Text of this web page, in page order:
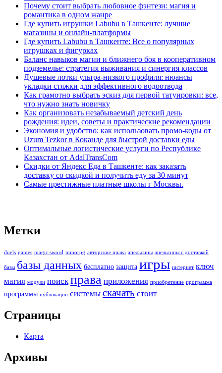
Почему стоит выбрать любовное фэнтези: магия и
романтика в одном жанре
Где купить игрушки Labubu в Ташкенте: лучшие
магазины и онлайн-платформы
Где купить Labubu в Ташкенте: Все о популярных
игрушках и фигурках
Баланс навыков магии и ближнего боя в кооперативном
подземелье: стратегия выживания и синергия классов
Душевые лотки ультра-низкого профиля: нюансы
укладки стяжки для эффективного водоотвода
Как грамотно выбрать эскиз для первой татуировки: все,
что нужно знать новичку
Как организовать незабываемый детский день
рождения: идеи, советы и практические рекомендации
Экономия и удобство: как использовать промо-коды от
Uzum Tezkor в Коканде для быстрой доставки еды
Оптимальные логистические услуги по Республике
Казахстан от AdalTransCom
Скидки от Яндекс Еда в Ташкенте: как заказать
доставку со скидкой и получить еду за 30 минут
Самые престижные платные школы г Москвы.
Метки
duels games magic sword mmorpg авторские права апельсины апельсины с доставкой
базы базы данных бесплатно защита игры интернет ключ
магия модули поиск права приложения приобретение программа
программы публикации системы скачать стоит
Страницы
Карта
Архивы